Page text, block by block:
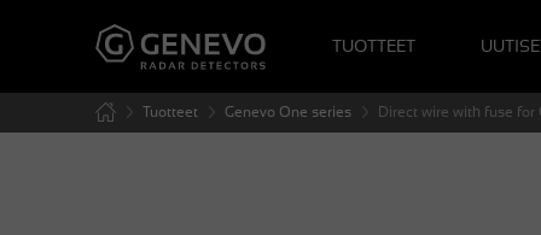
TUOTTEET
Tuotteet Genevo One series Direct wire with fuse for